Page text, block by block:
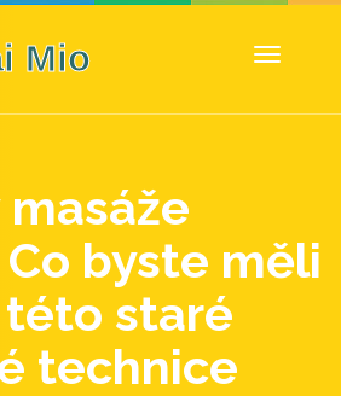
Zobrazit
byste měli
staré
technice